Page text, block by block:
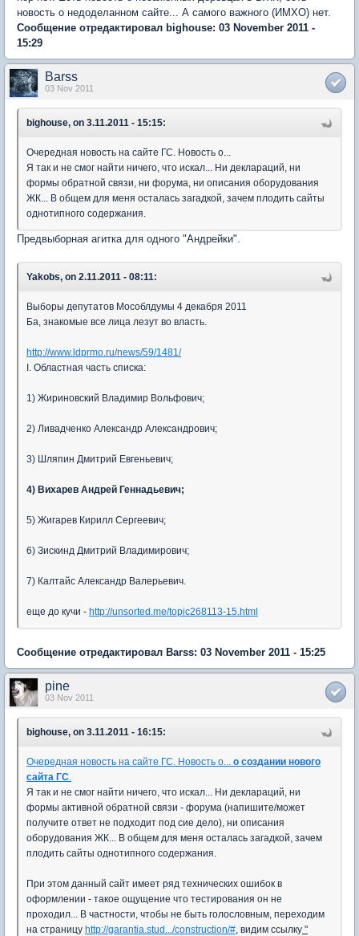
новость о недоделанном сайте... А самого важного (ИМХО) нет.
Сообщение отредактировал bighouse: 03 November 2011 -
15:29
Barss
03 Nov 2011
bighouse, on 3.11.2011 - 15:15:
Очередная новость на сайте ГС. Новость о...
Я так и не смог найти ничего, что искал... Ни деклараций, ни
формы обратной связи, ни форума, ни описания оборудования
ЖК... В общем для меня осталась загадкой, зачем плодить сайты
однотипного содержания.
Предвыборная агитка для одного "Андрейки".
Yakobs, on 2.11.2011 - 08:11:
Выборы депутатов Мособлдумы 4 декабря 2011
Ба, знакомые все лица лезут во власть.
http://www.ldprmo.ru/news/59/1481/
I. Областная часть списка:
1) Жириновский Владимир Вольфович;
2) Ливадченко Александр Александрович;
3) Шляпин Дмитрий Евгеньевич;
4) Вихарев Андрей Геннадьевич;
5) Жигарев Кирилл Сергеевич;
6) Зискинд Дмитрий Владимирович;
7) Калтайс Александр Валерьевич.
еще до кучи - http://unsorted.me/topic268113-15.html
Сообщение отредактировал Barss: 03 November 2011 - 15:25
pine
03 Nov 2011
bighouse, on 3.11.2011 - 16:15:
Очередная новость на сайте ГС. Новость о... о создании нового
сайта ГС.
Я так и не смог найти ничего, что искал... Ни деклараций, ни
формы активной обратной связи - форума (напишите/может
получите ответ не подходит под сие дело), ни описания
оборудования ЖК... В общем для меня осталась загадкой, зачем
плодить сайты однотипного содержания.
При этом данный сайт имеет ряд технических ошибок в
оформлении - такое ощущение что тестирования он не
проходил... В частности, чтобы не быть голословным, переходим
на страницу http://garantia.stud.../construction/#, видим ссылку "